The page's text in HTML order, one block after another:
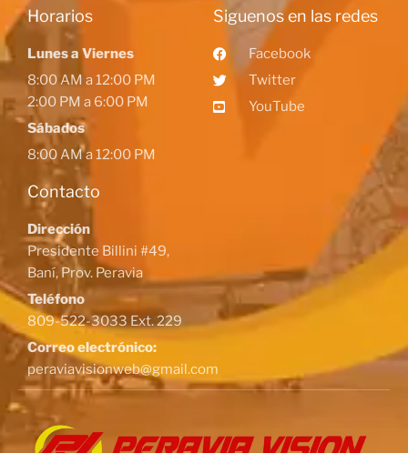
Horarios
Lunes a Viernes
8:00 AM a 12:00 PM
2:00 PM a 6:00 PM
Sábados
8:00 AM a 12:00 PM
Contacto
Dirección
Presidente Billini #49,
Baní, Prov. Peravia
Teléfono
809-522-3033 Ext. 229
Correo electrónico:
peraviavisionweb@gmail.com
Siguenos en las redes
Facebook
Twitter
YouTube